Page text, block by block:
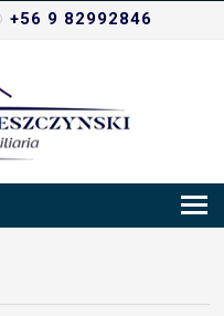
+56 9 82992846